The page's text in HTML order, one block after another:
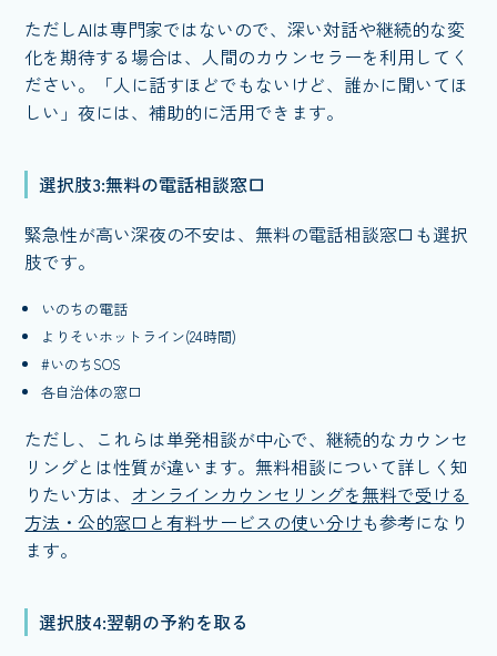
ただしAIは専門家ではないので、深い対話や継続的な変
化を期待する場合は、人間のカウンセラーを利用してく
ださい。「人に話すほどでもないけど、誰かに聞いてほ
しい」夜には、補助的に活用できます。
選択肢3:無料の電話相談窓口
緊急性が高い深夜の不安は、無料の電話相談窓口も選択
肢です。
いのちの電話
よりそいホットライン(24時間)
#いのちSOS
各自治体の窓口
ただし、これらは単発相談が中心で、継続的なカウンセ
リングとは性質が違います。無料相談について詳しく知
りたい方は、 オンラインカウンセリングを無料で受ける
方法・公的窓口と有料サービスの使い分けも参考になり
ます。
選択肢4:翌朝の予約を取る